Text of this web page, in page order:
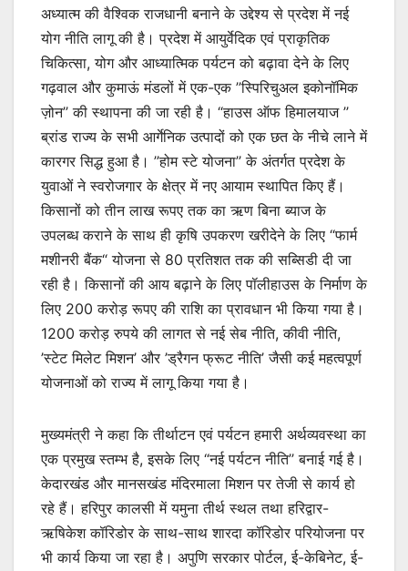
अध्यात्म की वैश्विक राजधानी बनाने के उद्देश्य से प्रदेश में नई
योग नीति लागू की है। प्रदेश में आयुर्वेदिक एवं प्राकृतिक
चिकित्सा, योग और आध्यात्मिक पर्यटन को बढ़ावा देने के लिए
गढ़वाल और कुमाऊं मंडलों में एक-एक ’’स्पिरिचुअल इकोनॉमिक
ज़ोन’’ की स्थापना की जा रही है। “हाउस ऑफ हिमालयाज ’’
ब्रांड राज्य के सभी आर्गेनिक उत्पादों को एक छत के नीचे लाने में
कारगर सिद्ध हुआ है। ’’होम स्टे योजना’’ के अंतर्गत प्रदेश के
युवाओं ने स्वरोजगार के क्षेत्र में नए आयाम स्थापित किए हैं।
किसानों को तीन लाख रूपए तक का ऋण बिना ब्याज के
उपलब्ध कराने के साथ ही कृषि उपकरण खरीदेने के लिए “फार्म
मशीनरी बैंक“ योजना से 80 प्रतिशत तक की सब्सिडी दी जा
रही है। किसानों की आय बढ़ाने के लिए पॉलीहाउस के निर्माण के
लिए 200 करोड़ रूपए की राशि का प्रावधान भी किया गया है।
1200 करोड़ रुपये की लागत से नई सेब नीति, कीवी नीति,
’स्टेट मिलेट मिशन’ और ’ड्रैगन फ्रूट नीति’ जैसी कई महत्वपूर्ण
योजनाओं को राज्य में लागू किया गया है।
मुख्यमंत्री ने कहा कि तीर्थाटन एवं पर्यटन हमारी अर्थव्यवस्था का
एक प्रमुख स्तम्भ है, इसके लिए “नई पर्यटन नीति’’ बनाई गई है।
केदारखंड और मानसखंड मंदिरमाला मिशन पर तेजी से कार्य हो
रहे हैं। हरिपुर कालसी में यमुना तीर्थ स्थल तथा हरिद्वार-
ऋषिकेश कॉरिडोर के साथ-साथ शारदा कॉरिडोर परियोजना पर
भी कार्य किया जा रहा है। अपुणि सरकार पोर्टल, ई-केबिनेट, ई-